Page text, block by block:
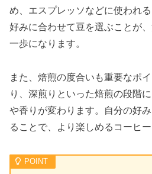
め、エスプレッソなどに使われ
好みに合わせて豆を選ぶことが
一歩になります。
また、焙煎の度合いも重要なポ
り、深煎りといった焙煎の段階
や香りが変わります。自分の好
ることで、より楽しめるコーヒ